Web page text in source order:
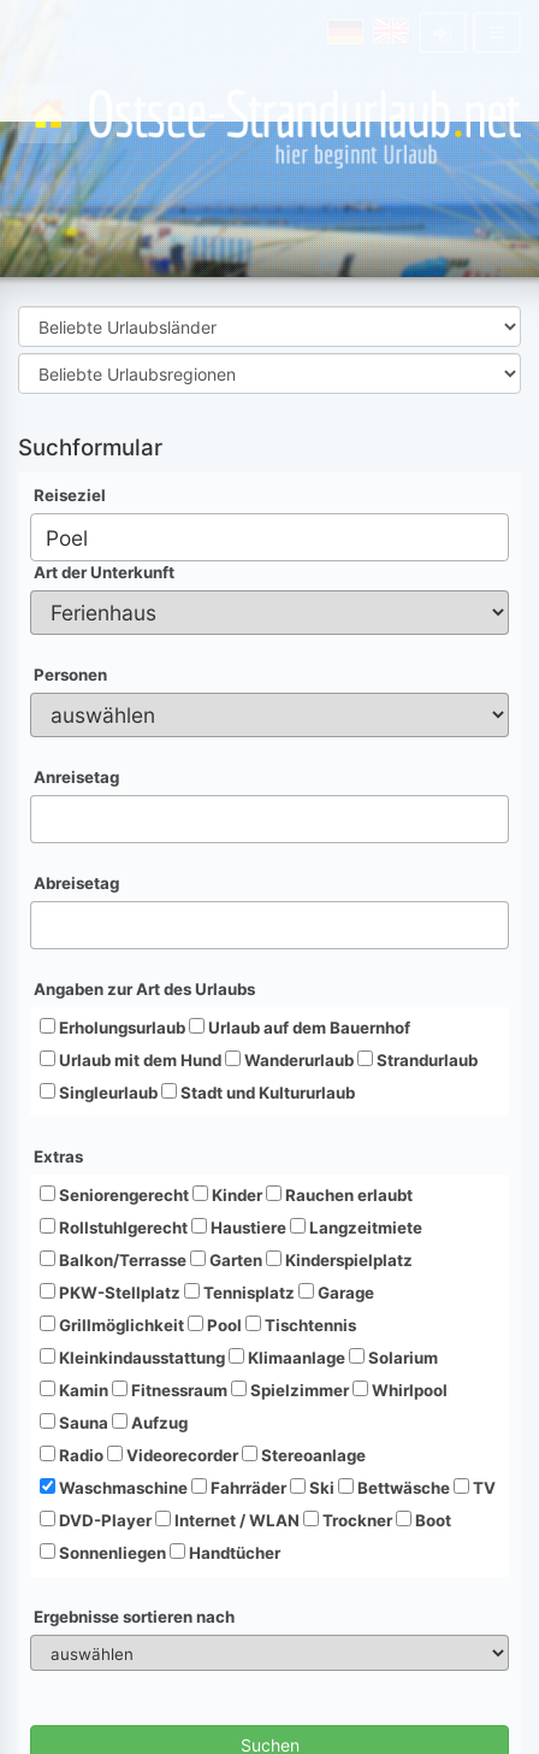
Suchformular
Reiseziel
Art der Unterkunft
Personen
Anreisetag
Abreisetag
Angaben zur Art des Urlaubs
Erholungsurlaub
Urlaub auf dem Bauernhof
Urlaub mit dem Hund
Wanderurlaub
Strandurlaub
Singleurlaub
Stadt und Kultururlaub
Extras
Seniorengerecht
Kinder
Rauchen erlaubt
Rollstuhlgerecht
Haustiere
Langzeitmiete
Balkon/Terrasse
Garten
Kinderspielplatz
PKW-Stellplatz
Tennisplatz
Garage
Grillmöglichkeit
Pool
Tischtennis
Kleinkindausstattung
Klimaanlage
Solarium
Kamin
Fitnessraum Spielzimmer
Whirlpool
Sauna
Aufzug
Radio
Videorecorder
Stereoanlage
Waschmaschine
Fahrräder Ski Bettwäsche
TV
DVD-Player
Internet / WLAN Trockner
Boot
Sonnenliegen
Handtücher
Ergebnisse sortieren nach
Suchen